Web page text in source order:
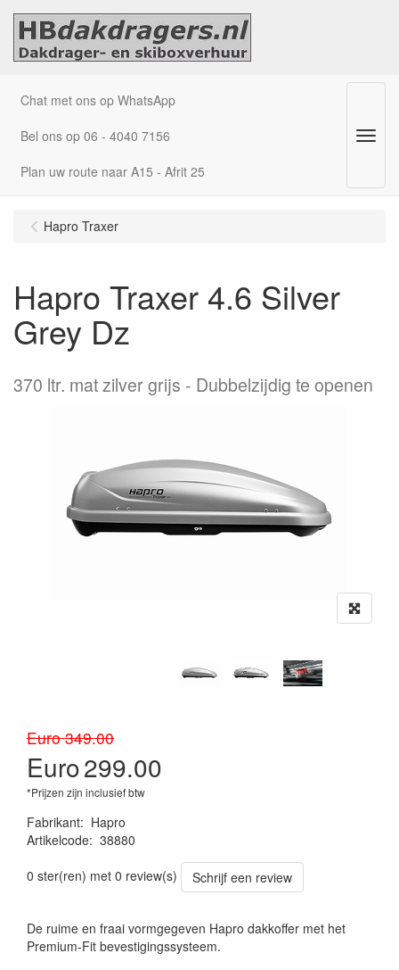
Chat met ons op WhatsApp
Bel ons op 06 - 4040 7156
Plan uw route naar A15 - Afrit 25
Menu
Hapro Traxer
Hapro Traxer 4.6 Silver
Grey Dz
370 ltr. mat zilver grijs Dubbelzijdig te openen
Euro 349.00
Euro299.00
*Prijzen zijn inclusief btw
Fabrikant: Hapro
Artikelcode: 38880
0 ster(ren) met 0 review(s)
Schrijf een review
De ruime en fraai vormgegeven Hapro dakkoffer met het
Premium-Fit bevestigingssysteem.